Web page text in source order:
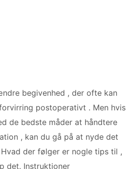
begivenhed , der ofte kan
postoperativt . Men hvis
de bedste måder at håndtere
, kan du gå på at nyde det
der følger er nogle tips til ,
det. Instruktioner